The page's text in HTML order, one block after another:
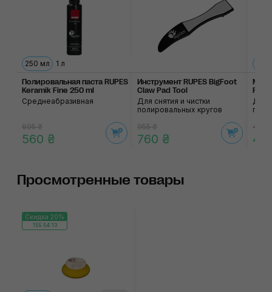
250 мл 1 л
Полировальная паста RUPES
Keramik Fine 250 ml
Среднеабразивная
695 ₴
560 ₴
Инструмент RUPES BigFoot
Claw Pad Tool
Для снятия и чистки
полировальных кругов
955 ₴
760 ₴
Для
495
Просмотренные товары
Скидка 20%
155:54:12